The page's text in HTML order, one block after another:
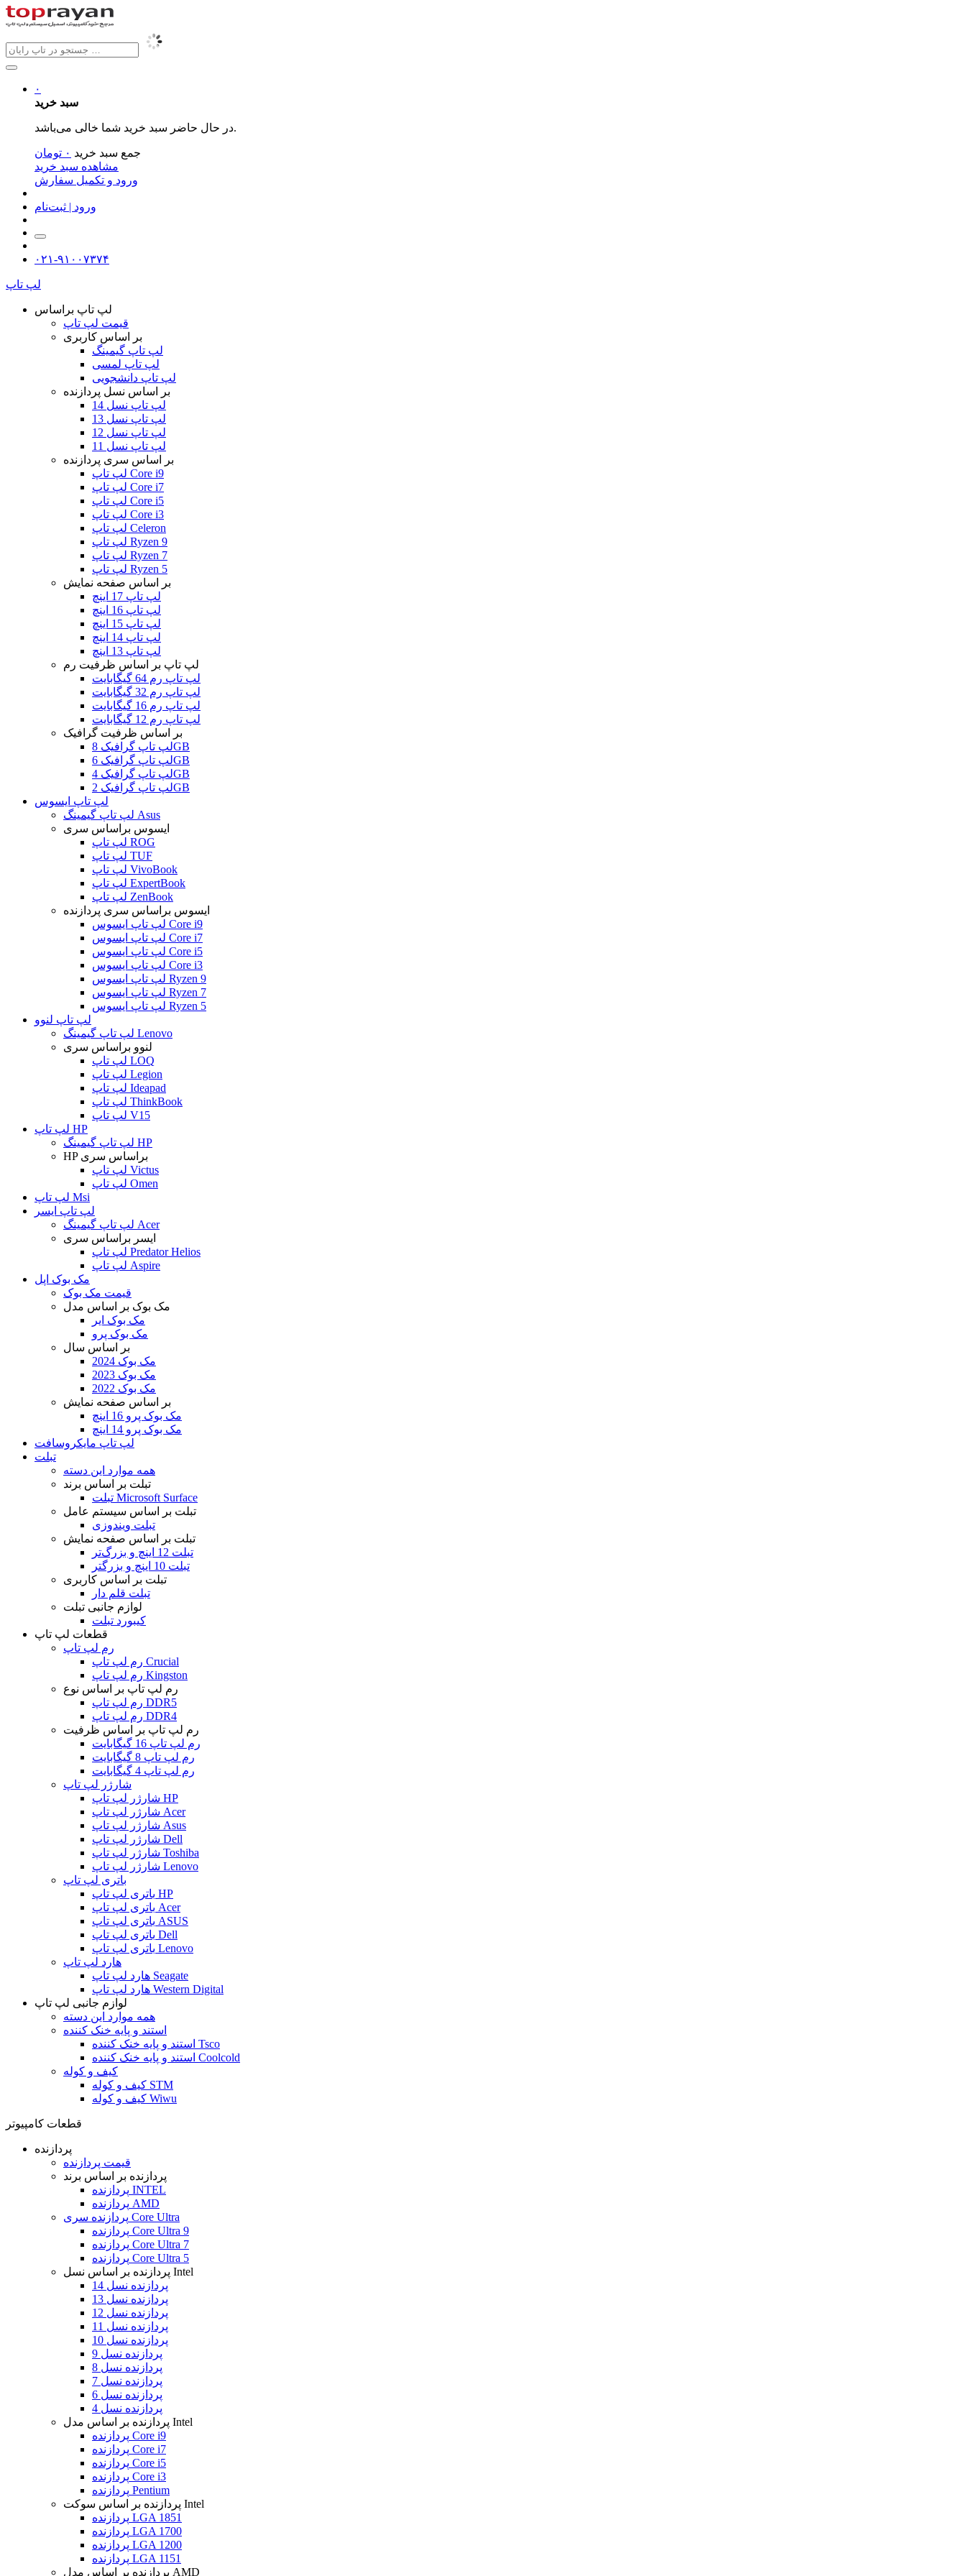
۰
سبد خرید
در حال حاضر سبد خرید شما خالی می‌باشد.
جمع سبد خرید ۰ تومان
مشاهده سبد خرید
ورود و تکمیل سفارش
ورود | ثبت‌نام
۰۲۱-۹۱۰۰۷۳۷۴
لپ تاپ
لپ تاپ براساس
قیمت لپ تاپ
بر اساس کاربری
لپ تاپ گیمینگ
لپ تاپ لمسی
لپ تاپ دانشجویی
بر اساس نسل پردازنده
لپ تاپ نسل 14
لپ تاپ نسل 13
لپ تاپ نسل 12
لپ تاپ نسل 11
بر اساس سری پردازنده
لپ تاپ Core i9
لپ تاپ Core i7
لپ تاپ Core i5
لپ تاپ Core i3
لپ تاپ Celeron
لپ تاپ Ryzen 9
لپ تاپ Ryzen 7
لپ تاپ Ryzen 5
بر اساس صفحه نمایش
لپ تاپ 17 اینچ
لپ تاپ 16 اینچ
لپ تاپ 15 اینچ
لپ تاپ 14 اینچ
لپ تاپ 13 اینچ
لپ تاپ بر اساس ظرفیت رم
لپ تاپ رم 64 گیگابایت
لپ تاپ رم 32 گیگابایت
لپ تاپ رم 16 گیگابایت
لپ تاپ رم 12 گیگابایت
بر اساس ظرفیت گرافیک
لپ تاپ گرافیک 8GB
لپ تاپ گرافیک 6GB
لپ تاپ گرافیک 4GB
لپ تاپ گرافیک 2GB
لپ تاپ ایسوس
لپ تاپ گیمینگ Asus
ایسوس براساس سری
لپ تاپ ROG
لپ تاپ TUF
لپ تاپ VivoBook
لپ تاپ ExpertBook
لپ تاپ ZenBook
ایسوس براساس سری پردازنده
لپ تاپ ایسوس Core i9
لپ تاپ ایسوس Core i7
لپ تاپ ایسوس Core i5
لپ تاپ ایسوس Core i3
لپ تاپ ایسوس Ryzen 9
لپ تاپ ایسوس Ryzen 7
لپ تاپ ایسوس Ryzen 5
لپ تاپ لنوو
لپ تاپ گیمینگ Lenovo
لنوو براساس سری
لپ تاپ LOQ
لپ تاپ Legion
لپ تاپ Ideapad
لپ تاپ ThinkBook
لپ تاپ V15
لپ تاپ HP
لپ تاپ گیمینگ HP
HP براساس سری
لپ تاپ Victus
لپ تاپ Omen
لپ تاپ Msi
لپ تاپ ایسر
لپ تاپ گیمینگ Acer
ایسر براساس سری
لپ تاپ Predator Helios
لپ تاپ Aspire
مک بوک اپل
قیمت مک بوک
مک بوک بر اساس مدل
مک بوک ایر
مک بوک پرو
بر اساس سال
مک بوک 2024
مک بوک 2023
مک بوک 2022
بر اساس صفحه نمایش
مک بوک پرو 16 اینچ
مک بوک پرو 14 اینچ
لپ تاپ مایکروسافت
تبلت
همه موارد این دسته
تبلت بر اساس برند
تبلت Microsoft Surface
تبلت بر اساس سیستم عامل
تبلت ویندوزی
تبلت بر اساس صفحه نمایش
تبلت 12 اینچ و بزرگ‌تر
تبلت 10 اینچ و بزرگتر
تبلت بر اساس کاربری
تبلت قلم دار
لوازم جانبی تبلت
کیبورد تبلت
قطعات لپ تاپ
رم لپ تاپ
رم لپ تاپ Crucial
رم لپ تاپ Kingston
رم لپ تاپ بر اساس نوع
رم لپ تاپ DDR5
رم لپ تاپ DDR4
رم لپ تاپ بر اساس ظرفیت
رم لپ تاپ 16 گیگابایت
رم لپ تاپ 8 گیگابایت
رم لپ تاپ 4 گیگابایت
شارژر لپ تاپ
شارژر لپ تاپ HP
شارژر لپ تاپ Acer
شارژر لپ تاپ Asus
شارژر لپ تاپ Dell
شارژر لپ تاپ Toshiba
شارژر لپ تاپ Lenovo
باتری لپ تاپ
باتری لپ تاپ HP
باتری لپ تاپ Acer
باتری لپ تاپ ASUS
باتری لپ تاپ Dell
باتری لپ تاپ Lenovo
هارد لپ تاپ
هارد لپ تاپ Seagate
هارد لپ تاپ Western Digital
لوازم جانبی لپ تاپ
همه موارد این دسته
استند و پایه خنک کننده
استند و پایه خنک کننده Tsco
استند و پایه خنک کننده Coolcold
کیف و کوله
کیف و کوله STM
کیف و کوله Wiwu
قطعات کامپیوتر
پردازنده
قیمت پردازنده
پردازنده بر اساس برند
پردازنده INTEL
پردازنده AMD
پردازنده سری Core Ultra
پردازنده Core Ultra 9
پردازنده Core Ultra 7
پردازنده Core Ultra 5
پردازنده بر اساس نسل Intel
پردازنده نسل 14
پردازنده نسل 13
پردازنده نسل 12
پردازنده نسل 11
پردازنده نسل 10
پردازنده نسل 9
پردازنده نسل 8
پردازنده نسل 7
پردازنده نسل 6
پردازنده نسل 4
پردازنده بر اساس مدل Intel
پردازنده Core i9
پردازنده Core i7
پردازنده Core i5
پردازنده Core i3
پردازنده Pentium
پردازنده بر اساس سوکت Intel
پردازنده LGA 1851
پردازنده LGA 1700
پردازنده LGA 1200
پردازنده LGA 1151
پردازنده بر اساس مدل AMD